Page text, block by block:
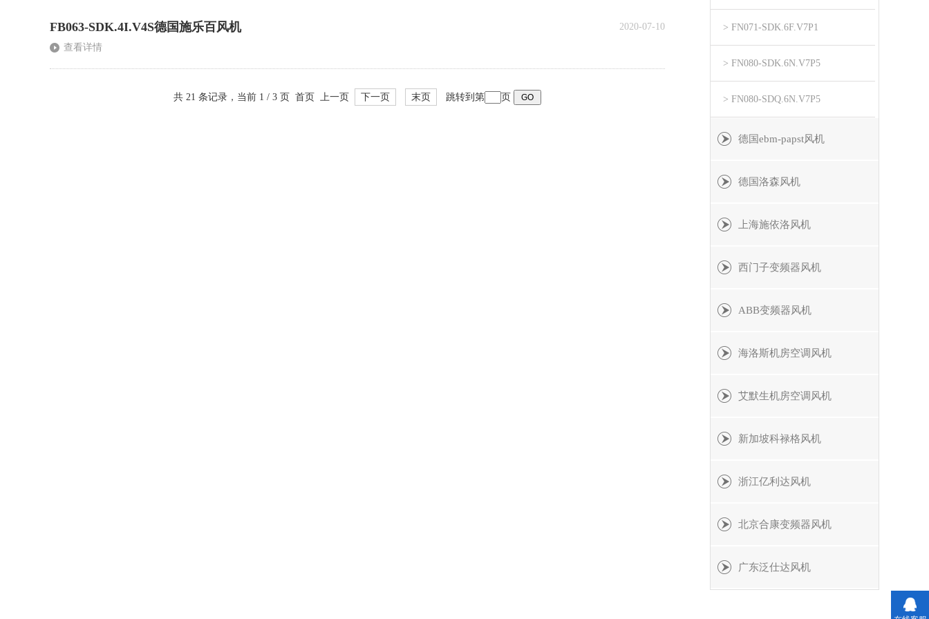
FB063-SDK.4I.V4S德国施乐百风机
2020-07-10
查看详情
共 21 条记录，当前 1 / 3 页 首页 上一页 下一页 末页 跳转到第 页
> FN071-SDK.6F.V7P1
> FN080-SDK.6N.V7P5
> FN080-SDQ.6N.V7P5
德国ebm-papst风机
德国洛森风机
上海施依洛风机
西门子变频器风机
ABB变频器风机
海洛斯机房空调风机
艾默生机房空调风机
新加坡科禄格风机
浙江亿利达风机
北京合康变频器风机
广东泛仕达风机